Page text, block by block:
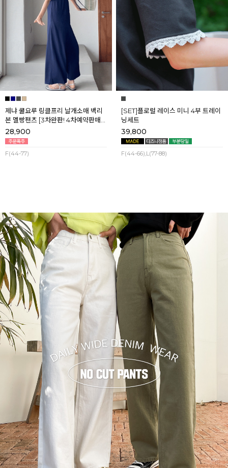
제냐 쿨요루 링클프리 날개소매 백리
본 멜빵팬츠 [3차완판! 4차예약판매]
[네이비] 8월셋째주 순차배송
28,900
F(44-77)
[SET]플로럴 레이스 미니 4부 트레이
닝세트
39,800
F(44-66),L(77-88)